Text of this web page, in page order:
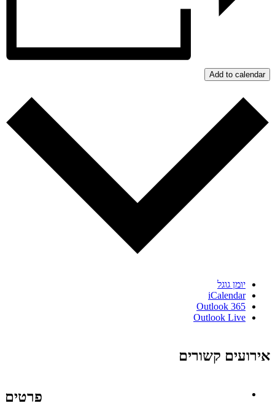
Add to calendar
יומן גוגל
iCalendar
Outlook 365
Outlook Live
אירועים קשורים
פרטים